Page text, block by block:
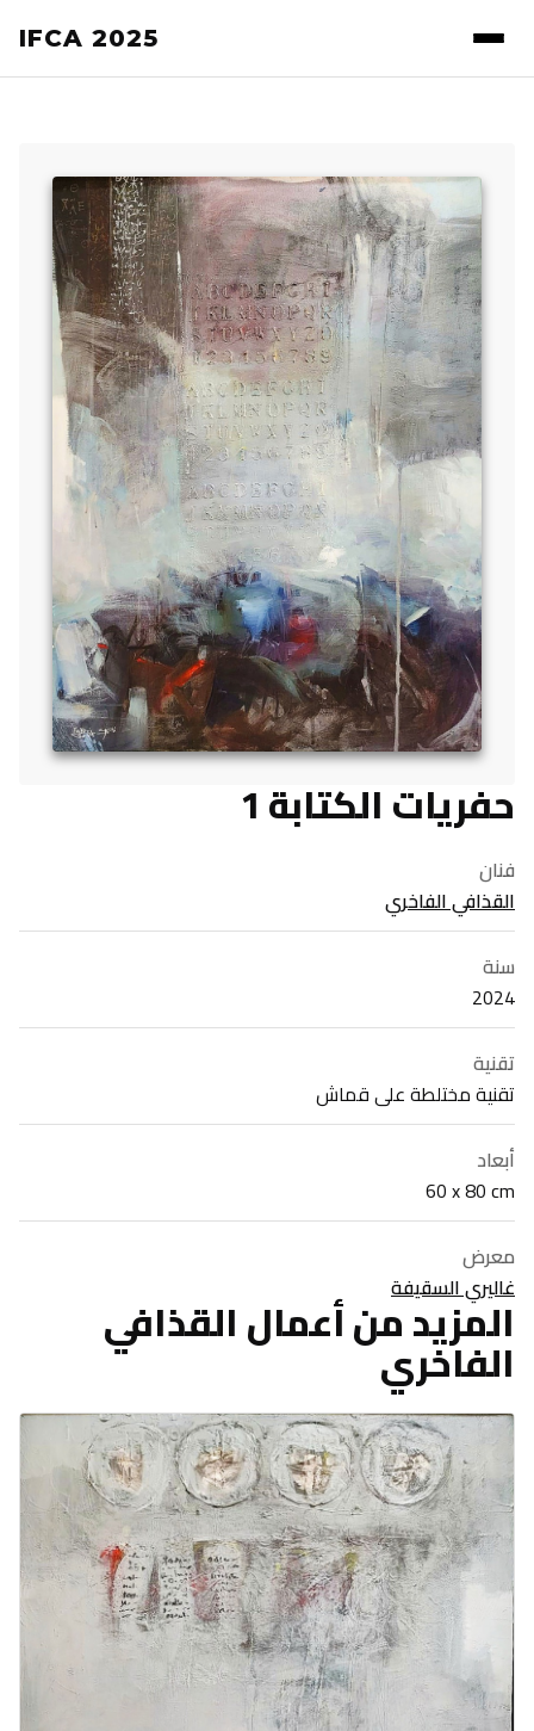
IFCA 2025
حفريات الكتابة 1
فنان
القذافي الفاخري
سنة
2024
تقنية
تقنية مختلطة على قماش
أبعاد
60 x 80 cm
معرض
غاليري السقيفة
المزيد من أعمال القذافي
الفاخري